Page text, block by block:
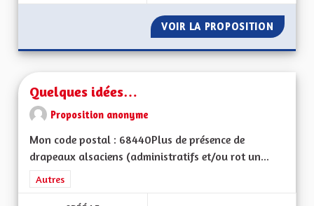
VOIR LA PROPOSITION
Quelques idées…
Proposition anonyme
Mon code postal : 68440Plus de présence de
drapeaux alsaciens (administratifs et/ou rot un...
Filtrer les résultats de la catégorie : Autres
Autres